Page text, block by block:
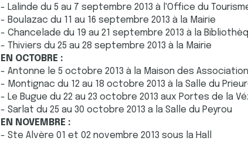
- Lalinde du 5 au 7 septembre 2013 à l'Office du
- Boulazac du 11 au 16 septembre 2013 à la Mairie
- Chancelade du 19 au 21 septembre 2013 à la
- Thiviers du 25 au 28 septembre 2013 à la Mairie
EN OCTOBRE :
- Antonne le 5 octobre 2013 à la Maison des
- Montignac du 12 au 18 octobre 2013 à la Salle du
- Le Bugue du 22 au 23 octobre 2013 aux Portes de la
- Sarlat du 25 au 30 octobre 2013 a la Salle du Peyrou
EN NOVEMBRE :
- Ste Alvère 01 et 02 novembre 2013 sous la Hall